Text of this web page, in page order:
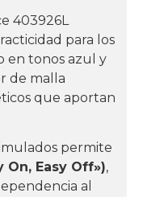
403926L
para los
en tonos azul y
de malla
que aportan
permite
On, Easy Off»),
al